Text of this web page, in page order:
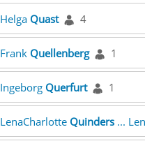
Helga Quast 4
Frank Quellenberg 1
Ingeborg Querfurt 1
LenaCharlotte Quinders...